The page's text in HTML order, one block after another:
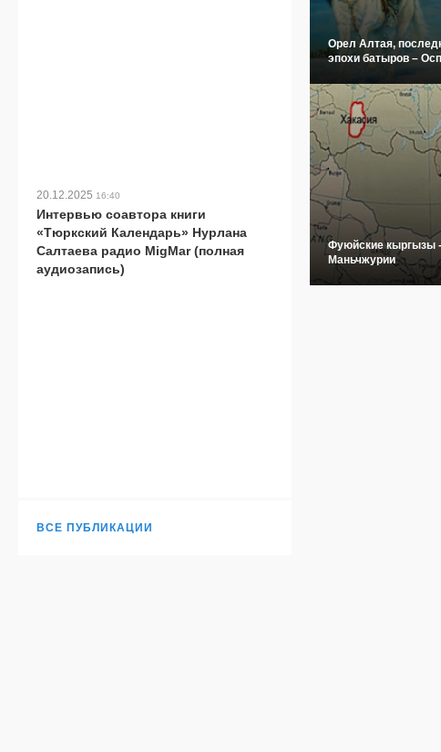
Орел Алтая,
эпохи батыров –
Фуюйские кыргызы
Маньчжурии
20.12.2025 16:40
Интервью соавтора книги
«Тюркский Календарь» Нурлана
Салтаева радио MigMar (полная
аудиозапись)
ВСЕ ПУБЛИКАЦИИ